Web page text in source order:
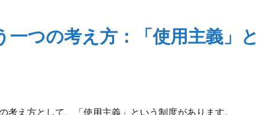
一つの考え方：「使用主義」と
考え方として、「使用主義」という制度があります。